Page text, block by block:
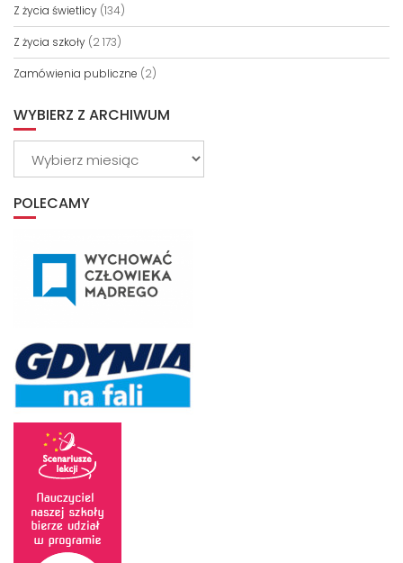
Z życia świetlicy (134)
Z życia szkoły (2 173)
Zamówienia publiczne (2)
WYBIERZ Z ARCHIWUM
POLECAMY